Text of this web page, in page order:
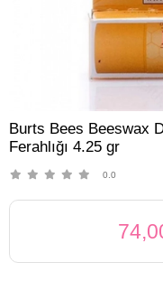
Burts Bees Beeswax
Ferahlığı 4.25 gr
0.0